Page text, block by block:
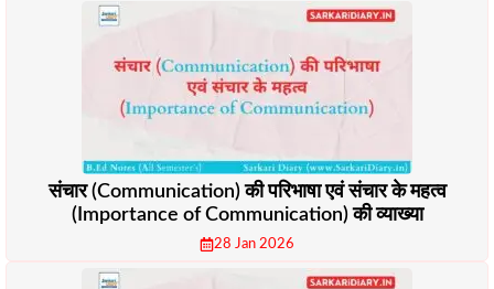
संचार (Communication) की परिभाषा एवं संचार के महत्व
(Importance of Communication) की व्याख्या
28 Jan 2026